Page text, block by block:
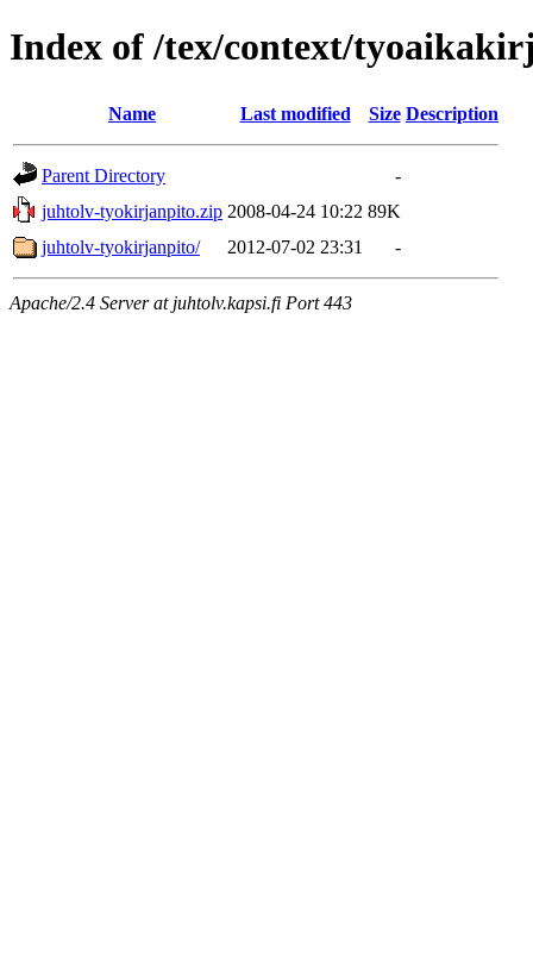
Index of /tex/context/
Name Last modified Size Description
Parent Directory
-
juhtolv-tyokirjanpito.zip 2008-04-24 10:22 89K
juhtolv-tyokirjanpito/
2012-07-02 23:31 -
Apache/2.4 Server at juhtolv.kapsi.fi Port 443